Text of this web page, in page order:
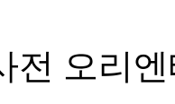
전 오리